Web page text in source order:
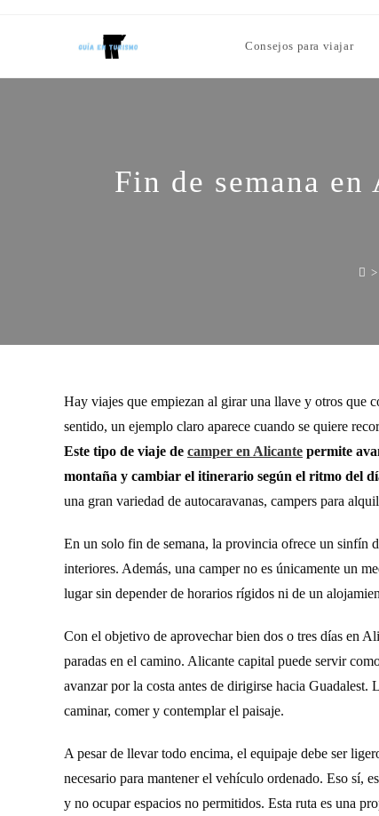
Consejos para viajar
Fin de semana
>
Hay viajes que empiezan al girar una llave y otros que
sentido, un ejemplo claro aparece cuando se quiere
Este tipo de viaje de camper en Alicante permite
montaña y cambiar el itinerario según el ritmo del
una gran variedad de autocaravanas, campers para
En un solo fin de semana, la provincia ofrece un sinfín
interiores. Además, una camper no es únicamente un
lugar sin depender de horarios rígidos ni de un
Con el objetivo de aprovechar bien dos o tres días en
paradas en el camino. Alicante capital puede servir
avanzar por la costa antes de dirigirse hacia Guadalest.
caminar, comer y contemplar el paisaje.
A pesar de llevar todo encima, el equipaje debe ser
necesario para mantener el vehículo ordenado. Eso sí,
y no ocupar espacios no permitidos. Esta ruta es una